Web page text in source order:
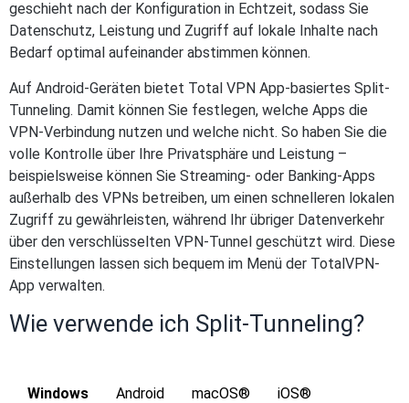
geschieht nach der Konfiguration in Echtzeit, sodass Sie
Datenschutz, Leistung und Zugriff auf lokale Inhalte nach
Bedarf optimal aufeinander abstimmen können.
Auf Android-Geräten bietet Total VPN App-basiertes Split-
Tunneling. Damit können Sie festlegen, welche Apps die
VPN-Verbindung nutzen und welche nicht. So haben Sie die
volle Kontrolle über Ihre Privatsphäre und Leistung –
beispielsweise können Sie Streaming- oder Banking-Apps
außerhalb des VPNs betreiben, um einen schnelleren lokalen
Zugriff zu gewährleisten, während Ihr übriger Datenverkehr
über den verschlüsselten VPN-Tunnel geschützt wird. Diese
Einstellungen lassen sich bequem im Menü der TotalVPN-
App verwalten.
Wie verwende ich Split-Tunneling?
Windows Android macOS® iOS®